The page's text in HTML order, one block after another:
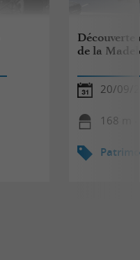
Découverte
de la
20/09/
168 m